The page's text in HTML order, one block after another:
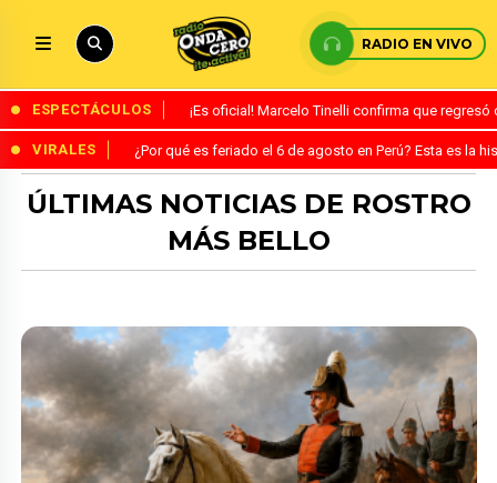
RADIO EN VIVO
ESPECTÁCULOS ¡Es oficial! Marcelo Tinelli confirma que
VIRALES ¿Por qué es feriado el 6 de agosto en Perú? Esta es la
ÚLTIMAS NOTICIAS DE ROSTRO
MÁS BELLO